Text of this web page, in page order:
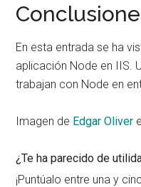
En esta entrada se ha
aplicación Node en IIS.
trabajan con Node en
Imagen de Edgar Oliver
¿Te ha parecido de
¡Puntúalo entre una y